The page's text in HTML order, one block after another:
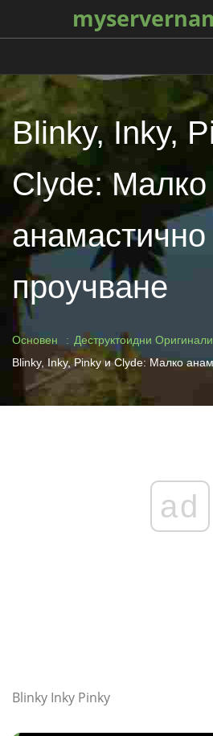
Blinky, Inky,
Clyde: Малко
анамастично
проучване
Основен
Деструктоидни Оригинали
Blinky, Inky, Pinky и Clyde: Малко
ad
Blinky Inky Pinky